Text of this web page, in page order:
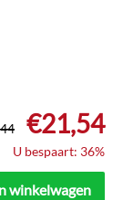
€21,54
U bespaart: 36%
winkelwagen